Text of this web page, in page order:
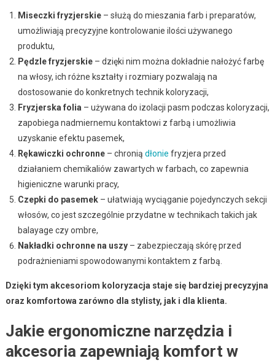
Miseczki fryzjerskie– służą do mieszania farb i preparatów,
umożliwiają precyzyjne kontrolowanie ilości używanego
produktu,
Pędzle fryzjerskie– dzięki nim można dokładnie nałożyć farbę
na włosy, ich różne kształty i rozmiary pozwalają na
dostosowanie do konkretnych technik koloryzacji,
Fryzjerska folia – używana do izolacji pasm podczas koloryzacji,
zapobiega nadmiernemu kontaktowi z farbą i umożliwia
uzyskanie efektu pasemek,
Rękawiczki ochronne– chronią dłonie fryzjera przed
działaniem chemikaliów zawartych w farbach, co zapewnia
higieniczne warunki pracy,
Czepki do pasemek– ułatwiają wyciąganie pojedynczych sekcji
włosów, co jest szczególnie przydatne w technikach takich jak
balayage czy ombre,
Nakładki ochronne na uszy– zabezpieczają skórę przed
podrażnieniami spowodowanymi kontaktem z farbą.
Dzięki tym akcesoriom koloryzacja staje się bardziej precyzyjna
oraz komfortowa zarówno dla stylisty, jak i dla klienta.
Jakie ergonomiczne narzędzia i
akcesoria zapewniają komfort w